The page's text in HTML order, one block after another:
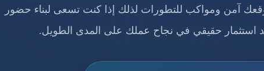
آمن ومواكب للتطورات لذلك إذا كنت تسعى لبناء حضور
استثمار حقيقي في نجاح عملك على المدى الطويل.